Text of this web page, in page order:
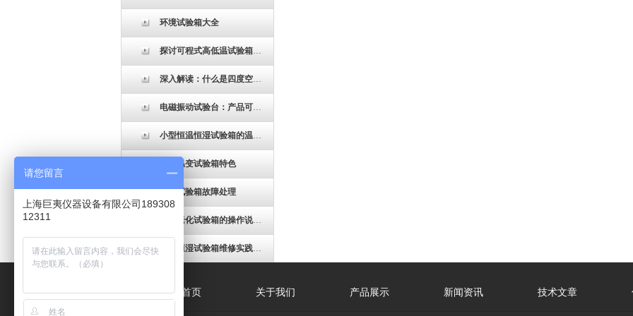
环境试验箱大全
探讨可程式高低温试验箱的维护与校准的重要性
深入解读：什么是四度空间振动台
电磁振动试验台：产品可靠性测试的关键设备
小型恒温恒湿试验箱的温湿度控制技术与优化
快速温变试验箱特色
沙尘试验箱故障处理
臭氧老化试验箱的操作说明书
恒温恒湿试验箱维修实践——经验之谈
网站首页 关于我们 产品展示 新闻资讯 技术文章
请您留言
上海巨夷仪器设备有限公司189308
12311